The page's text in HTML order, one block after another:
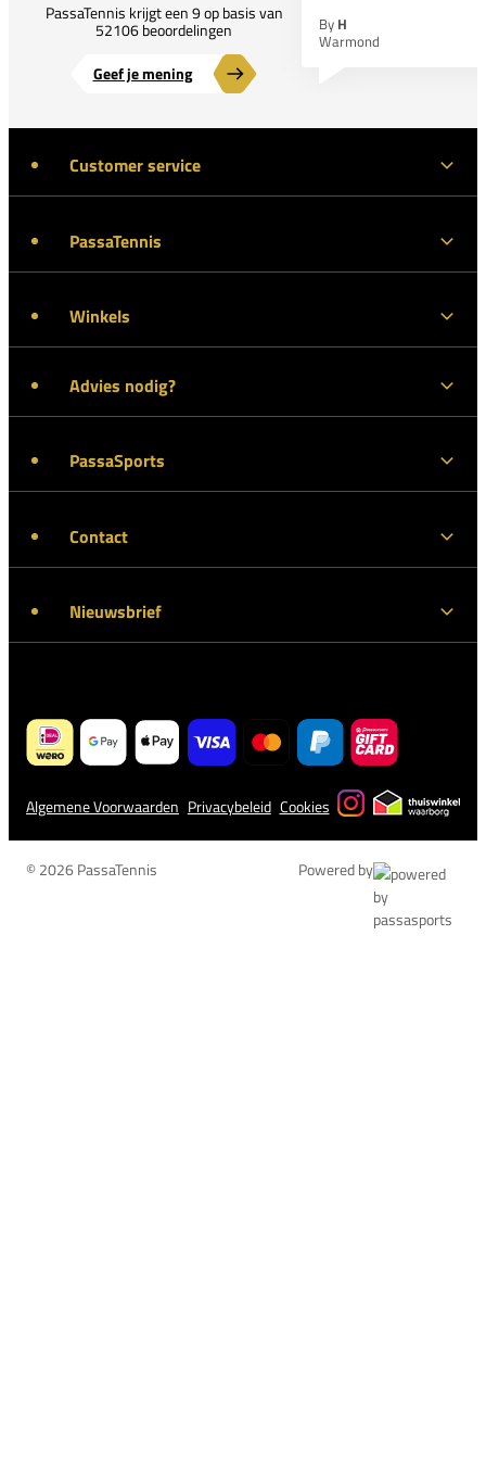
PassaTennis krijgt een 9 op basis van
52106 beoordelingen
Geef je mening
By H
Warmond
Customer service
PassaTennis
Winkels
Advies nodig?
PassaSports
Contact
Nieuwsbrief
Algemene Voorwaarden Privacybeleid Cookies
© 2026 PassaTennis Powered by